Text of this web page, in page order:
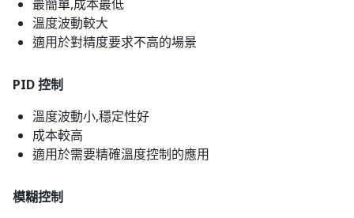
最簡單,成本最低
溫度波動較大
適用於對精度要求不高的場景
PID 控制
溫度波動小,穩定性好
成本較高
適用於需要精確溫度控制的應用
模糊控制